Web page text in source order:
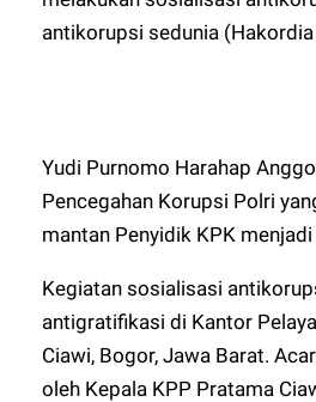
antikorupsi sedunia
Yudi Purnomo Harahap
Pencegahan Korupsi Polri
mantan Penyidik KPK
Kegiatan sosialisasi
antigratifikasi di Kantor
Ciawi, Bogor, Jawa Barat.
oleh Kepala KPP Pratama